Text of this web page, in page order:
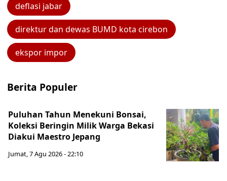
deflasi jabar
direktur dan dewas BUMD kota cirebon
ekspor impor
Berita Populer
Puluhan Tahun Menekuni Bonsai,
Koleksi Beringin Milik Warga Bekasi
Diakui Maestro Jepang
Jumat, 7 Agu 2026 - 22:10